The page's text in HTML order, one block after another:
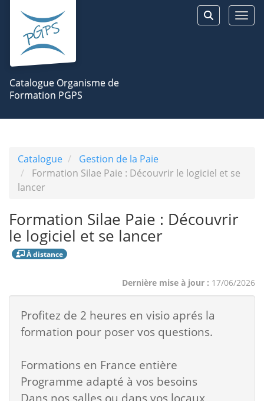
Aller au menu principal
Aller au contenu principal
Personnaliser l'interface
Catalogue Organisme de
Formation PGPS
Catalogue
Gestion de la Paie
Formation Silae Paie : Découvrir le logiciel et se
lancer
Formation Silae Paie : Découvrir
le logiciel et se lancer
À distance
Dernière mise à jour : 17/06/2026
Profitez de 2 heures en visio aprés la
formation pour poser vos questions.
Formations en France entière
Programme adapté à vos besoins
Dans nos salles ou dans vos locaux